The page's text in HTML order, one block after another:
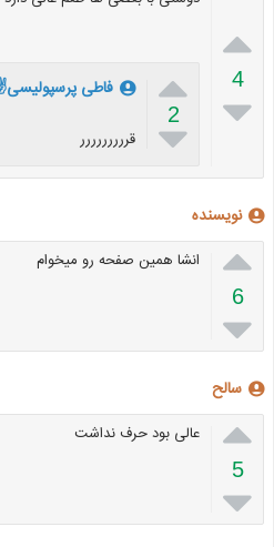

4


2

فاطی
قررررررررر
نویسنده

6

انشا همین صفحه رو میخوام
سالح

5

عالی بود حرف نداشت